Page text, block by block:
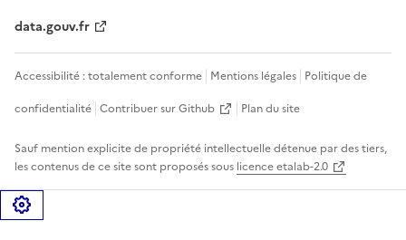
data.gouv.fr
Accessibilité : totalement conforme Mentions légales Politique de
confidentialité Contribuer sur Github Plan du site
Sauf mention explicite de propriété intellectuelle détenue par des tiers,
les contenus de ce site sont proposés sous licence etalab-2.0
Gérer les cookies